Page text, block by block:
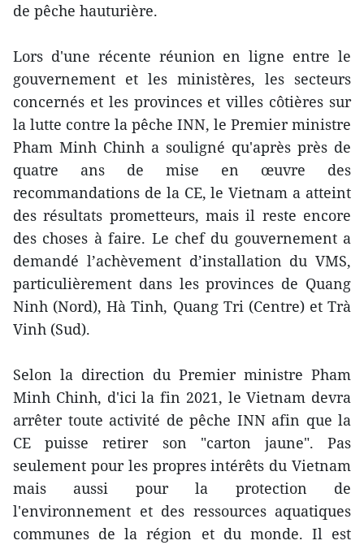
de pêche hauturière.
Lors d'une récente réunion en ligne entre le
gouvernement et les ministères, les secteurs
concernés et les provinces et villes côtières sur
la lutte contre la pêche INN, le Premier ministre
Pham Minh Chinh a souligné qu'après près de
quatre ans de mise en œuvre des
recommandations de la CE, le Vietnam a atteint
des résultats prometteurs, mais il reste encore
des choses à faire. Le chef du gouvernement a
demandé l’achèvement d’installation du VMS,
particulièrement dans les provinces de Quang
Ninh (Nord), Hà Tinh, Quang Tri (Centre) et Trà
Vinh (Sud).
Selon la direction du Premier ministre Pham
Minh Chinh, d'ici la fin 2021, le Vietnam devra
arrêter toute activité de pêche INN afin que la
CE puisse retirer son "carton jaune". Pas
seulement pour les propres intérêts du Vietnam
mais aussi pour la protection de
l'environnement et des ressources aquatiques
communes de la région et du monde. Il est